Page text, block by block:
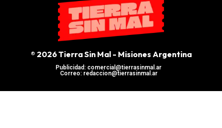
® 2026 Tierra Sin Mal - Misiones Argentina
Publicidad: comercial@tierrasinmal.ar
Correo: redaccion@tierrasinmal.ar